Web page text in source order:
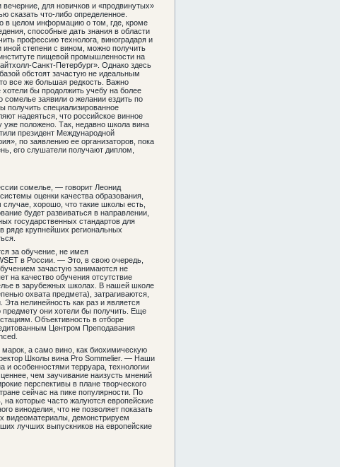
для новичков и «продвинутых»
сказать что-либо определенное.
в целом информацию о том, где, кроме
способные дать знания в области
профессию технолога, виноградаря и
иной степени с вином, можно получить
пищевой промышленности на
Санкт-Петербург». Однако здесь
обстоят зачастую не идеальным
все же большая редкость. Важно
бы продолжить учебу на более
заявили о желании ездить по
получить специализированное
надеяться, что российское винное
уже положено. Так, недавно школа вина
президент Международной
по заявлению ее организаторов, пока
его слушатели получают диплом,
сомелье, — говорит Леонид
оценки качества образования,
хорошо, что такие школы есть,
будет развиваться в направлении,
государственных стандартов для
ряде крупнейших региональных
за обучение, не имея
в России. — Это, в свою очередь,
зачастую занимаются не
на качество обучения отсутствие
в зарубежных школах. В нашей школе
охвата предмета), затрагиваются,
Эта нелинейность как раз и является
предмету они хотели бы получить. Еще
Объективность в отборе
Центром Преподавания
а само вино, как биохимическую
Школы вина Pro Sommelier. — Наши
и особенностями терруара, технологии
чем заучивание наизусть мнений
перспективы в плане творческого
сейчас на пике популярности. По
на которые часто жалуются европейские
виноделия, что не позволяет показать
видеоматериалы, демонстрируем
лучших выпускников на европейские